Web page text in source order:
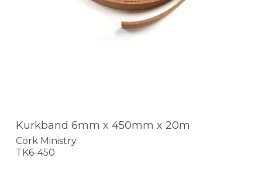
Kurkband 6mm x 450mm x 20m
Cork Ministry
TK6-450